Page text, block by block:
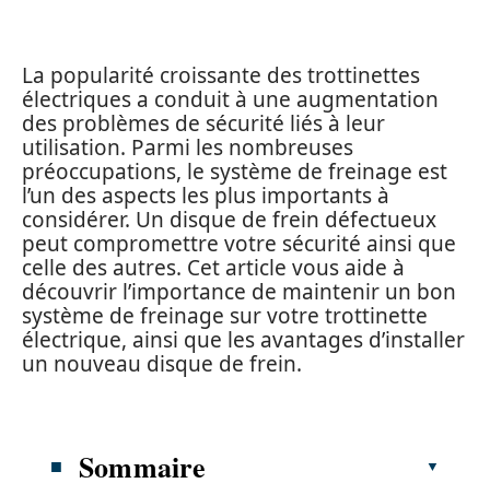
La popularité croissante des trottinettes
électriques a conduit à une augmentation
des problèmes de sécurité liés à leur
utilisation. Parmi les nombreuses
préoccupations, le système de freinage est
l’un des aspects les plus importants à
considérer. Un disque de frein défectueux
peut compromettre votre sécurité ainsi que
celle des autres. Cet article vous aide à
découvrir l’importance de maintenir un bon
système de freinage sur votre trottinette
électrique, ainsi que les avantages d’installer
un nouveau disque de frein.
Sommaire